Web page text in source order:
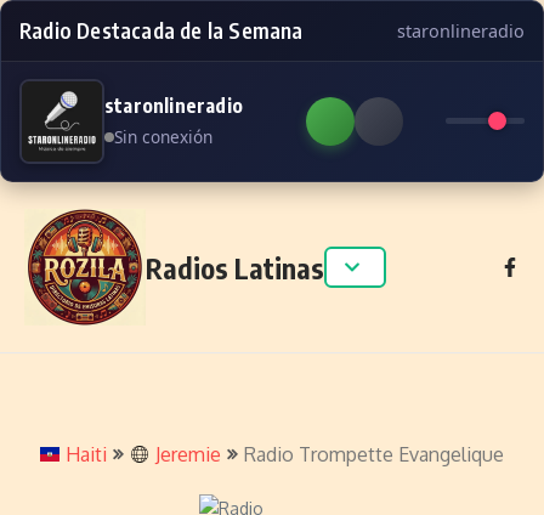
Radio Destacada de la Semana staronlineradio
staronlineradio
Sin conexión
Skip to content
Radios Latinas
Haiti Jeremie Radio Trompette Evangelique